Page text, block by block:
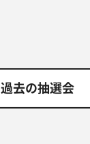
過去の抽選会